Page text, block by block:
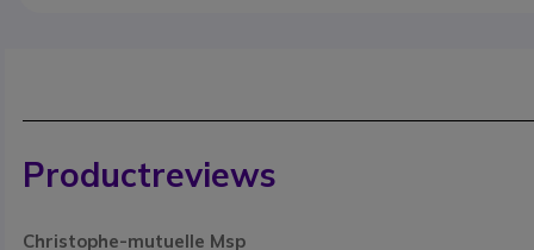
Productreviews
Christophe-mutuelle Msp